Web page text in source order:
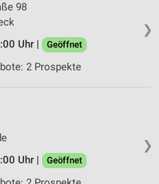
❯
98
Uhr |
Geöffnet
2 Prospekte
❯
Uhr |
Geöffnet